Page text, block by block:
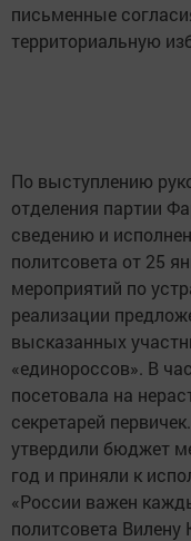
письменные
территориальную
По выступлению
отделения партии
сведению и
политсовета от 25
мероприятий по
реализации
высказанных
«единороссов». В
посетовала на
секретарей
утвердили бюджет
год и приняли к
«России важен
политсовета